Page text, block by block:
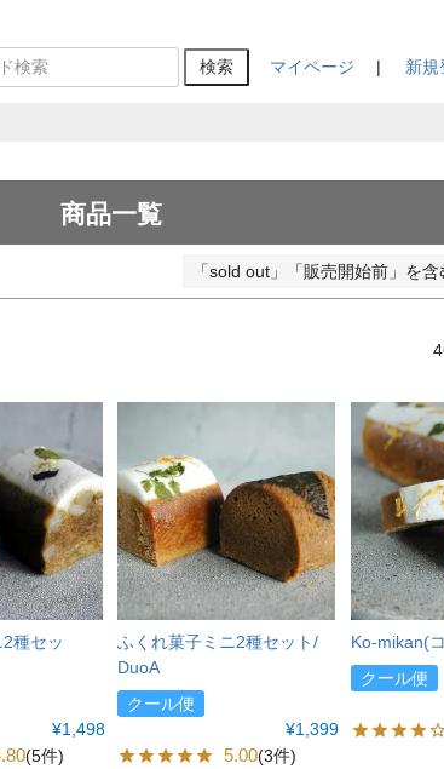
マイページ 新規
商品一覧
「sold out」「販売開始前」を
検索
種セッ
¥1,498
(5件)
ふくれ菓子ミニ2種セット/
DuoA
クール便
¥1,399
5.00(3件)
Ko-mikan(
クール便